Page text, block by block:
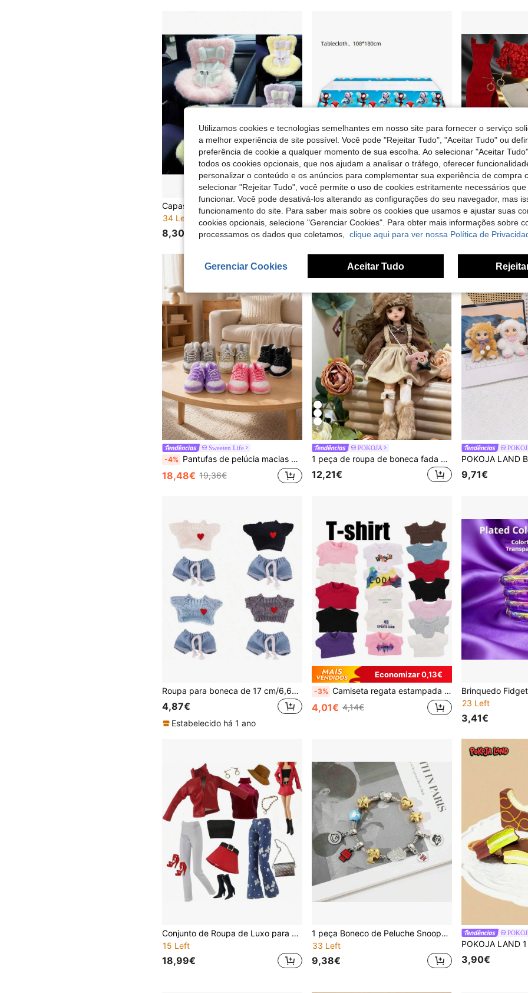
34 Left
8,30€
3 Left
5,48€
17,81€
Sweeten Life
-4% Pantufas de pelúcia macias e aconchegantes com estampa de coelho, perfeitas para casa, Halloween, Natal, Dia de Ação de Graças e como presentes de aniversário.
18,48€ 19,36€
4
POKOJA
1 peça de roupa de boneca fada da floresta de 30 cm, vestido de renda floral feito à mão com detalhes, roupa de princesa para boneca BJD SD, roupa de festa, presente de coleção para meninas, adereço fotográfico de primavera (não é de pelúcia)
12,21€ 9,71€
Roupa para boneca de 17 cm/6,69 pol.: Conjunto de suéter com estampa de coração e calça jeans da 2ª geração da linha Sit-Sit Party para Labubu. Acessório para pendurar. Ideal para vestir a boneca e como presente de Natal.
4,87€
Estabelecido há 1 ano
Economizar 0,13€
-3% Camiseta regata estampada de cor sólida, para Labubu, conjunto combinando, presente ideal para feriados e aniversários (boneco de pelúcia não incluído)
4,01€ 4,14€
23 Left
3,41€
Conjunto de Roupa de Luxo para Boneca com Várias Peças, Desenhado para Fashionistas, Combinado com Acessórios Requintados, Adequado para Várias Ocasiões. Serve para Bonecas de 11,5-12 Polegadas, Roupa para Boneca BJD 1/6, Sapatos, Chapéus, Malas, Brincos, Colares, Pode Ser Usado como Presente de Feriado
15 Left
18,99€
1 peça Boneco de Peluche Snoopy 2026 Novo, Boneco de Peluche Snoopy Requintado e Interessante, Decoração de Pulso, Acabe com o Visual Monótono, Festa de Aniversário, Regresso às Aulas e Presente de Feriado. Pequeno Presente para Amigos e Família, Prémios de . (Estilo Aleatório)
33 Left
9,38€ 3,90€
Utilizamos cookies e tecnologias semelhantes em nosso site para fornecer o serviço
a melhor experiência de site possível. Você pode "Rejeitar Tudo", "Aceitar Tudo" ou
preferência de cookie a qualquer momento de sua escolha. Ao selecionar "Aceitar
todos os cookies opcionais, que nos ajudam a analisar o tráfego, oferecer
personalizar o conteúdo e os anúncios para complementar sua experiência de compra
selecionar "Rejeitar Tudo", você permite o uso de cookies estritamente necessários
funcionar. Você pode desativá-los alterando as configurações do seu navegador, mas
funcionamento do site. Para saber mais sobre os cookies que usamos e ajustar suas
cookies opcionais, selecione "Gerenciar Cookies". Para obter mais informações sobre
processamos os dados que coletamos, clique aqui para ver nossa Política de
Gerenciar Cookies Aceitar Tudo